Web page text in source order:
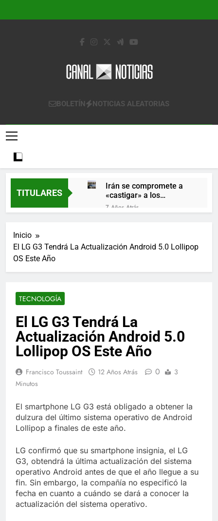
Canal Noticias
Canal Noticias
BOLETÍN NOTICIAS ALEATORIAS
TITULARES
Irán se compromete a
«castigar» a los
responsables de
derribar un avión
7 Años Atrás
diciembre
Los últimos paquetes
7 Años Atrás
La familia Kennedy
entierra a otro
miembro de la familia
7 Años Atrás
Cápsulas Ultra Max
Testo a Precios
Chile, Argentina,
Más
7 Años Atrás
en Línea
Pharma Flex RX en
México – Descuentos
Masivos en Mercado
7 Años Atrás
lleva a lugares
paranormales con
binoculares de visión
nocturna y reuniones de
secuestrados
7 Años Atrás
La Inteligencia Artificial
deepfake de Samsung
fabrica un clip de
movimiento desde una
7 Años Atrás
Inicio
El LG G3 Tendrá La Actualización Android 5.0 Lollipop
OS Este Año
TECNOLOGÍA
El LG G3 Tendrá La
Actualización Android 5.0
Lollipop OS Este Año
Francisco Toussaint 12 Años Atrás 0
3
Minutos
El smartphone LG G3 está obligado a obtener la
dulzura del último sistema operativo de Android
Lollipop a finales de este año.
LG confirmó que su smartphone insignia, el LG
G3, obtendrá la última actualización del sistema
operativo Android antes de que el año llegue a su
fin. Sin embargo, la compañía no especificó la
fecha en cuanto a cuándo se dará a conocer la
actualización del sistema operativo.